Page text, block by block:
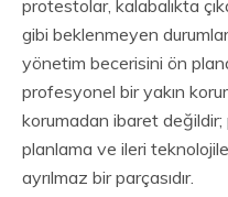
protestolar, kalabalıkta
gibi beklenmeyen
yönetim becerisini ön
profesyonel bir yakın
korumadan ibaret değildir;
planlama ve ileri
ayrılmaz bir parçasıdır.